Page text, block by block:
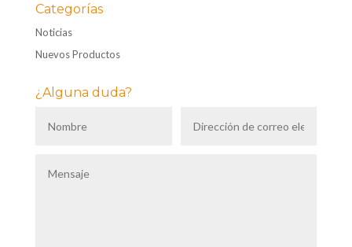
Categorías
Noticias
Nuevos Productos
¿Alguna duda?